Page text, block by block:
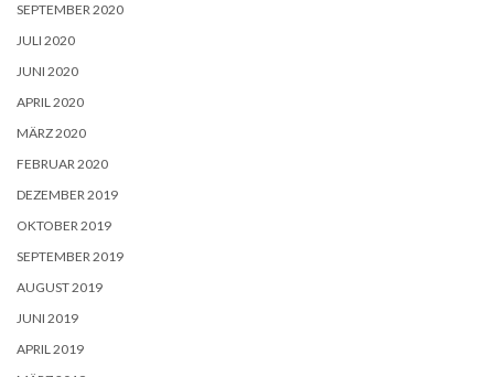
SEPTEMBER 2020
JULI 2020
JUNI 2020
APRIL 2020
MÄRZ 2020
FEBRUAR 2020
DEZEMBER 2019
OKTOBER 2019
SEPTEMBER 2019
AUGUST 2019
JUNI 2019
APRIL 2019